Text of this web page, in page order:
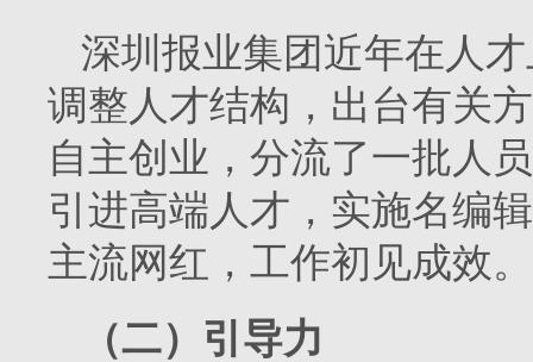
深圳报业集团近年在人
调整人才结构，出台有关
自主创业，分流了一批人
引进高端人才，实施名编
主流网红，工作初见成效。
（二）引导力